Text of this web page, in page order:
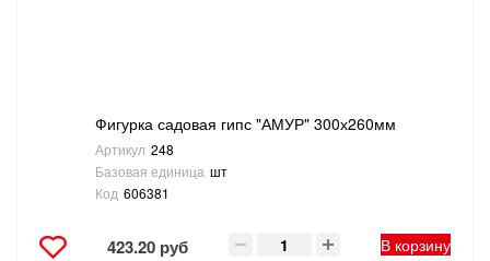
ЭЛЕКТРОМОНТАЖНЫЕ ТОВАРЫ, СВЕТОТЕХНИКА
Фигурка садовая гипс "АМУР" 300х260мм
Артикул 248
Базовая единица шт
Код 606381
423.20 руб В корзину